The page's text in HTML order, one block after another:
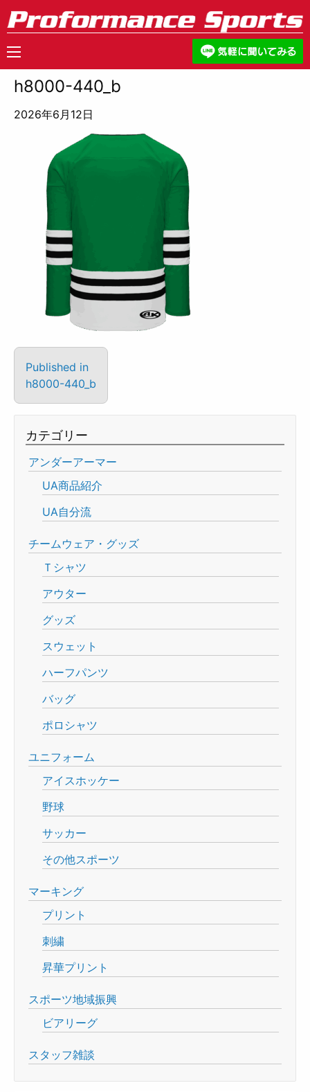
h8000-440_b
2026年6月12日
Published in
h8000-440_b
カテゴリー
アンダーアーマー
UA商品紹介
UA自分流
チームウェア・グッズ
Ｔシャツ
アウター
グッズ
スウェット
ハーフパンツ
バッグ
ポロシャツ
ユニフォーム
アイスホッケー
野球
サッカー
その他スポーツ
マーキング
プリント
刺繍
昇華プリント
スポーツ地域振興
ビアリーグ
スタッフ雑談